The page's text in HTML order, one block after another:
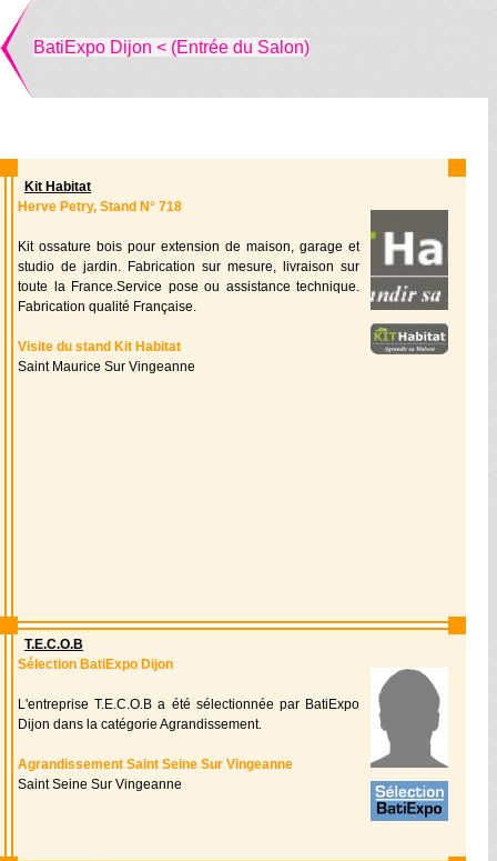
BatiExpo Dijon < (Entrée du Salon)
Kit Habitat
Herve Petry, Stand N° 718
Kit ossature bois pour extension de maison, garage et
studio de jardin. Fabrication sur mesure, livraison sur
toute la France.Service pose ou assistance technique.
Fabrication qualité Française.
Visite du stand Kit Habitat
Saint Maurice Sur Vingeanne
T.E.C.O.B
Sélection BatiExpo Dijon
L'entreprise T.E.C.O.B a été sélectionnée par BatiExpo
Dijon dans la catégorie Agrandissement.
Agrandissement Saint Seine Sur Vingeanne
Saint Seine Sur Vingeanne